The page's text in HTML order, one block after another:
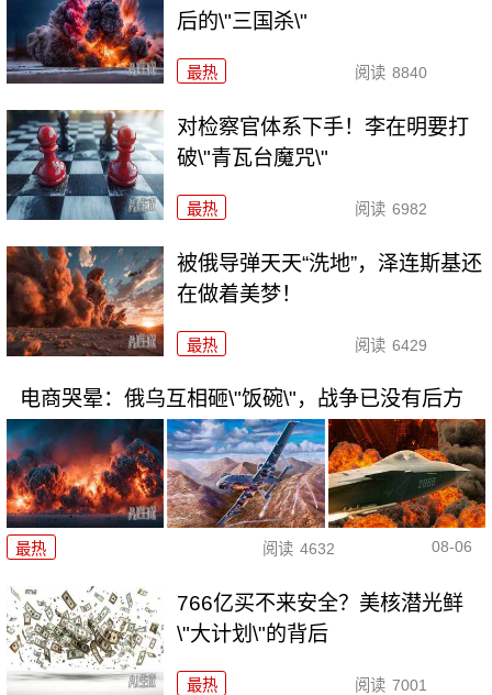
后的\"三国杀\"
最热 阅读 8840
对检察官体系下手！李在明要打
破\"青瓦台魔咒\"
最热 阅读 6982
被俄导弹天天“洗地”，泽连斯基还
在做着美梦！
最热 阅读 6429
电商哭晕：俄乌互相砸\"饭碗\"，战争已没有后方
最热 阅读 4632 08-06
766亿买不来安全？美核潜光鲜
\"大计划\"的背后
最热 阅读 7001